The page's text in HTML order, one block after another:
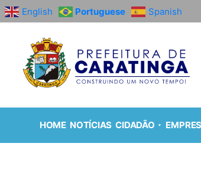
English Portuguese Spanish
HOME NOTÍCIAS CIDADÃO